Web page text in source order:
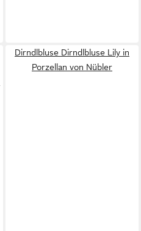
Dirndlbluse Dirndlbluse Lily in
Porzellan von Nübler